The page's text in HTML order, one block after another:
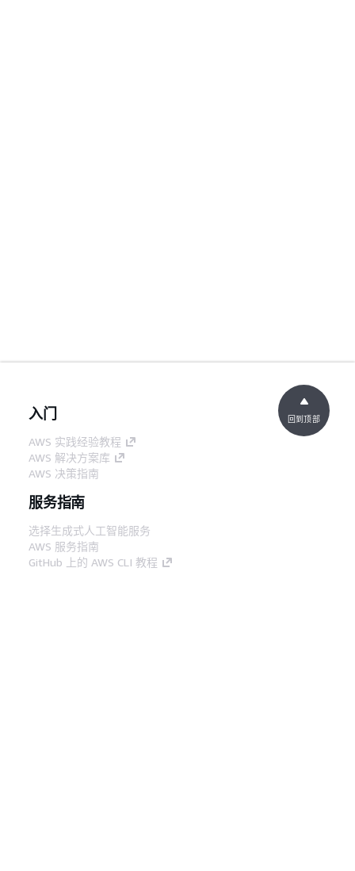
入门
AWS 实践经验教程
AWS 解决方案库
AWS 决策指南
服务指南
选择生成式人工智能服务
AWS 服务指南
GitHub 上的 AWS CLI 教程
回到顶部